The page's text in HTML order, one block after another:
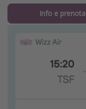
Info e